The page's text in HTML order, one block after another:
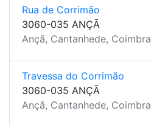
Rua de Corrimão
3060-035 ANÇÃ
Ançã, Cantanhede, Coimbra
Travessa do Corrimão
3060-035 ANÇÃ
Ançã, Cantanhede, Coimbra